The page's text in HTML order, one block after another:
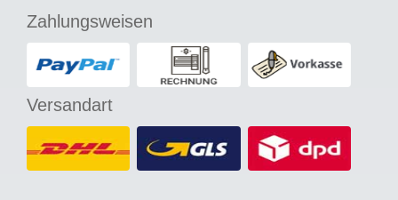
Zahlungsweisen
Versandart